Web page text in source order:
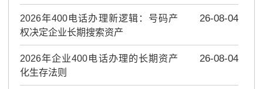
2026年400电话办理新逻辑：号码产
权决定企业长期搜索资产
26-08-04
2026年企业400电话办理的长期资产
化生存法则
26-08-04